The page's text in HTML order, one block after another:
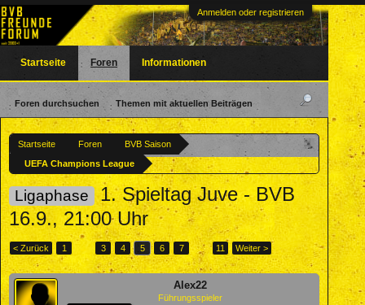
Anmelden oder registrieren
Startseite Foren
BVB Saison
UEFA Champions League
Ligaphase 1. Spieltag Juve - BVB
16.9., 21:00 Uhr
< Zurück 1 ← 3 4 5 6 7 → 11 Weiter >
Alex22
Führungsspieler
Startseite Foren
Foren durchsuchen Themen mit aktuellen Beiträgen
Informationen